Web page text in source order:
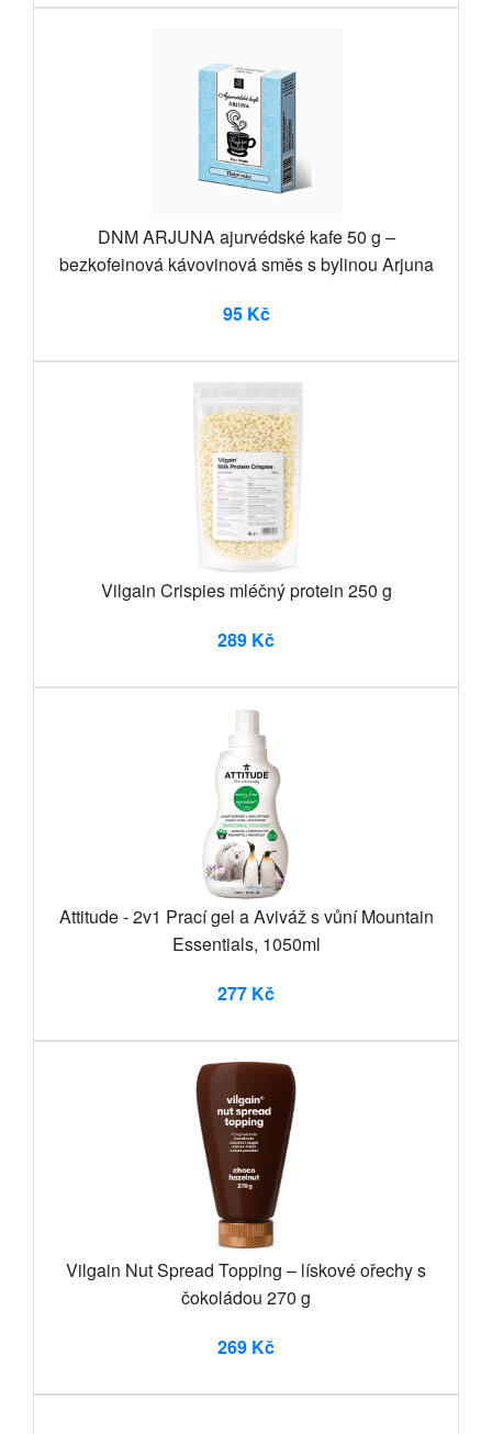
DNM ARJUNA ajurvédské kafe 50 g –
bezkofeinová kávovinová směs s bylinou Arjuna
95 Kč
Vilgain Crispies mléčný protein 250 g
289 Kč
Attitude - 2v1 Prací gel a Aviváž s vůní Mountain
Essentials, 1050ml
277 Kč
Vilgain Nut Spread Topping – lískové ořechy s
čokoládou 270 g
269 Kč